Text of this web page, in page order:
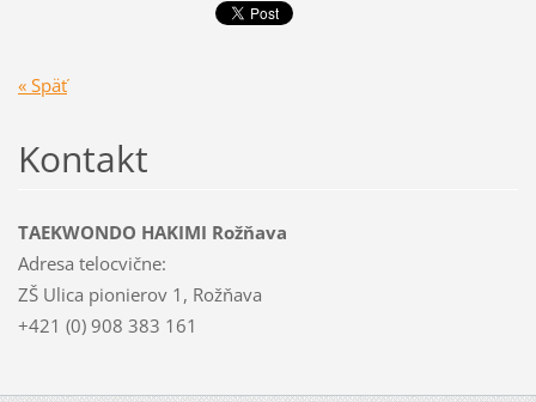
« Späť
Kontakt
TAEKWONDO HAKIMI Rožňava
Adresa telocvične:
ZŠ Ulica pionierov 1, Rožňava
+421 (0) 908 383 161